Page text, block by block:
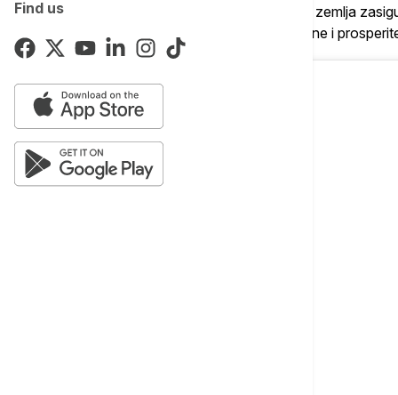
Find usevropskim i svetskim praksama, a da naša zemlja
partnerima koji dele viziju stabilne, povezane i